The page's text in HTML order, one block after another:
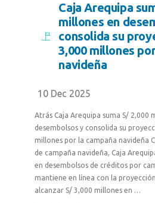
Caja Arequipa
millones en
consolida su
3,000 millones
navideña
10 Dec 2025
Atrás Caja Arequipa suma S/ 2,000
desembolsos y consolida su
millones por la campaña navideña
de campaña navideña, Caja
en desembolsos de créditos por
mantiene en línea con la
alcanzar S/ 3,000 millones en …